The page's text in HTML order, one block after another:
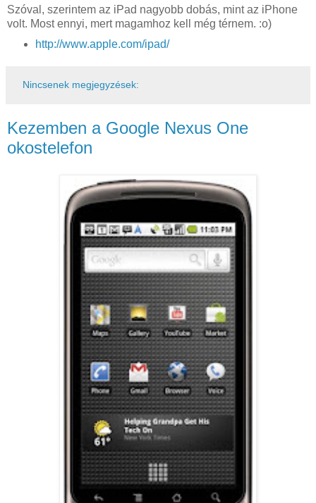
Szóval, szerintem az iPad nagyobb dobás, mint az iPhone
volt. Most ennyi, mert magamhoz kell még térnem. :o)
http://www.apple.com/ipad/
Nincsenek megjegyzések:
Kezemben a Google Nexus One
okostelefon